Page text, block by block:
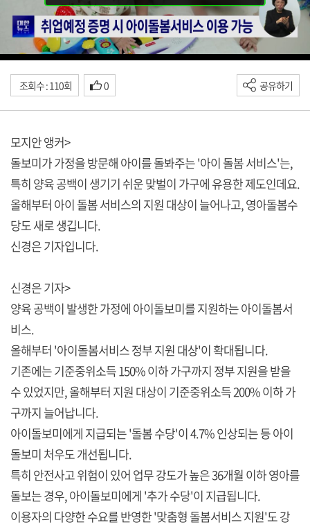
조회수 : 110회 0 공유하기
모지안 앵커>
돌보미가 가정을 방문해 아이를 돌봐주는 '아이 돌봄 서비스'는,
특히 양육 공백이 생기기 쉬운 맞벌이 가구에 유용한 제도인데요.
올해부터 아이 돌봄 서비스의 지원 대상이 늘어나고, 영아돌봄수
당도 새로 생깁니다.
신경은 기자입니다.
신경은 기자>
양육 공백이 발생한 가정에 아이돌보미를 지원하는 아이돌봄서
비스.
올해부터 '아이돌봄서비스 정부 지원 대상'이 확대됩니다.
기존에는 기준중위소득 150% 이하 가구까지 정부 지원을 받을
수 있었지만, 올해부터 지원 대상이 기준중위소득 200% 이하 가
구까지 늘어납니다.
아이돌보미에게 지급되는 '돌봄 수당'이 4.7% 인상되는 등 아이
돌보미 처우도 개선됩니다.
특히 안전사고 위험이 있어 업무 강도가 높은 36개월 이하 영아를
돌보는 경우, 아이돌보미에게 '추가 수당'이 지급됩니다.
이용자의 다양한 수요를 반영한 '맞춤형 돌봄서비스 지원'도 강